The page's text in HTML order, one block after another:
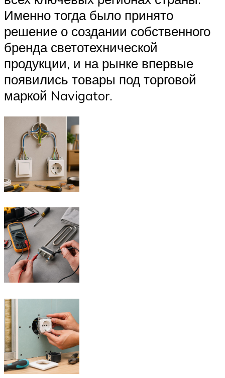
Именно тогда было принято
решение о создании собственного
бренда светотехнической
продукции, и на рынке впервые
появились товары под торговой
маркой Navigator.